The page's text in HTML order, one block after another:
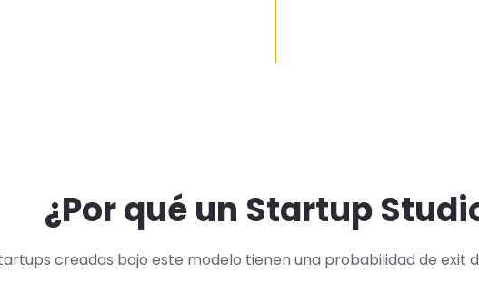
¿Por qué un Startup
creadas bajo este modelo tienen una probabilidad de exit